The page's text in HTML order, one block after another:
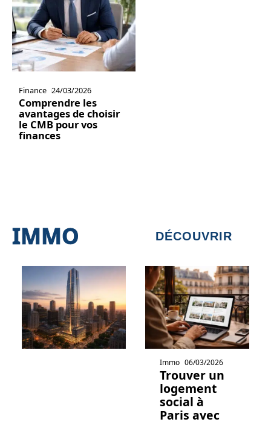
Finance 24/03/2026
Comprendre les
avantages de choisir
le CMB pour vos
finances
IMMO DÉCOUVRIR
Immo 06/03/2026
Trouver un
logement
social à
Paris avec